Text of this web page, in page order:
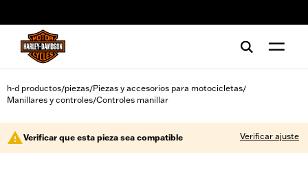
h-d productos/piezas/Piezas y accesorios para motocicletas/
Manillares y controles/Controles manillar
Verificar que esta pieza sea compatible Verificar ajuste